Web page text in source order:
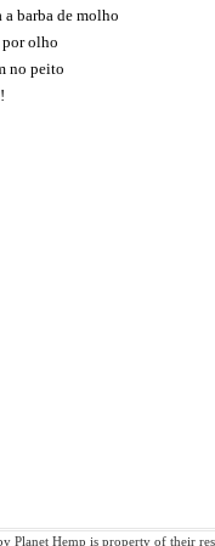
a barba de molho
olho
no peito
Planet Hemp is property of their